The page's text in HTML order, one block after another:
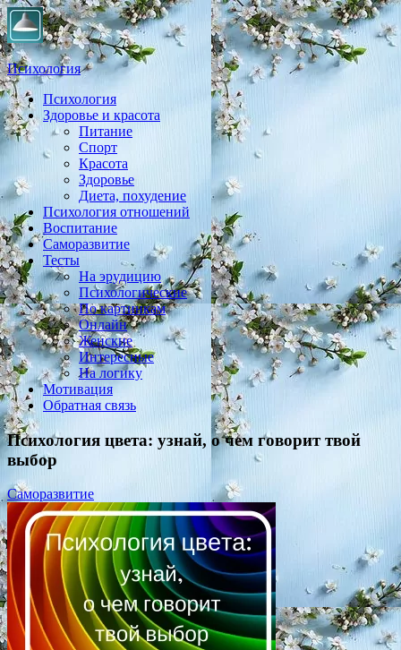
Психология
Практическая психология, личностный рост, экология,
здоровье, воспитание,
Психология
Здоровье и красота
Питание
Спорт
Красота
Здоровье
Диета, похудение
Психология отношений
Воспитание
Саморазвитие
Тесты
На эрудицию
Психологические
По картинкам
Онлайн
Женские
Интересные
На логику
Мотивация
Обратная связь
Психология цвета: узнай, о чем говорит твой
выбор
Саморазвитие